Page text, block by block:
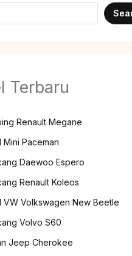
Terbaru
Renault Megane
Mini Paceman
Daewoo Espero
Renault Koleos
VW Volkswagen New Beetle
Volvo S60
Jeep Cherokee